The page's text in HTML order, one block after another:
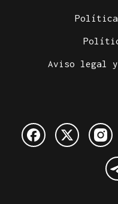
Política
Aviso legal y